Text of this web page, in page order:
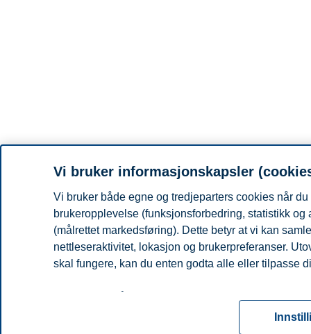
Vi bruker informasjonskapsler
Vi bruker både egne og tredjeparters cookies når
brukeropplevelse (funksjonsforbedring, statistikk
(målrettet markedsføring). Dette betyr at vi kan
nettleseraktivitet, lokasjon og brukerpreferanser.
skal fungere, kan du enten godta alle eller tilpasse
for informasjonskapsler. Du kan når som helst
ved å klikke på «Cookies» nederst på nettsiden vår.